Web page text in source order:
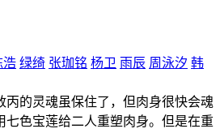
浩 绿绮 张珈铭 杨卫 雨辰 周泳汐 韩
的灵魂虽保住了，但肉身很快会魂
七色宝莲给二人重塑肉身。但是在重